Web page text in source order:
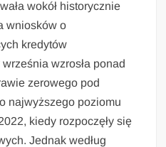
wokół historycznie
wniosków o
kredytów
wzrosła ponad
zerowego pod
najwyższego poziomu
kiedy rozpoczęły się
Jednak według